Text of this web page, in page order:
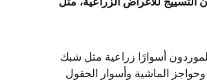
الموردون أسوارًا زراعية مثل شبك
وحواجز الماشية وأسوار الحقول